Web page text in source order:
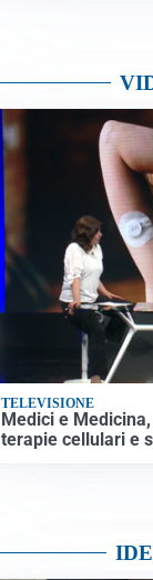
TELEVISIONE
Medici e
terapie cellulari e